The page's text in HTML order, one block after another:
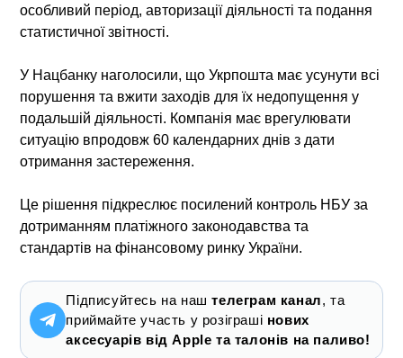
особливий період, авторизації діяльності та подання
статистичної звітності.
У Нацбанку наголосили, що Укрпошта має усунути всі
порушення та вжити заходів для їх недопущення у
подальшій діяльності. Компанія має врегулювати
ситуацію впродовж 60 календарних днів з дати
отримання застереження.
Це рішення підкреслює посилений контроль НБУ за
дотриманням платіжного законодавства та
стандартів на фінансовому ринку України.
Підписуйтесь на наштелеграм канал, та
приймайте участь у розіграші нових
аксесуарів від Apple та талонів на паливо!